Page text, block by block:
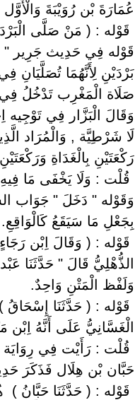
عُمَارَةَ بْن رُوَيْبَةَ
‏قَوْله : ( مَنْ صَلَّى
قَوْله فِي حَدِيث جَرِير "
بَرْدَيْنِ لِأَنَّهُمَا تُصَلَّيَانِ
صَلَاة الْمَغْرِب تَدْخُلُ
وَقَالَ الْبَزَّار فِي
لَا شَرْطِيَّة , وَالْمُرَاد
رَكْعَتَيْنِ بِالْغَدَاةِ
‏قُلْت : وَلَا يَخْفَى مَا
وَقَوْله " دَخَلَ " جَوَاب
بِجَعْلِ مَا سَيَقَعُ كَالْوَاقِعِ.
‏قَوْله : ( وَقَالَ اِبْن
الذُّهْلِيُّ قَالَ " حَدَّثَنَا
وَلَفْظ الْمَتْنِ وَاحِدٌ.
‏قَوْله : ( حَدَّثَنَا
الْغَسَّانِيُّ عَلَى أَنَّهُ
‏قُلْت : رَأَيْت فِي رِوَايَة
حَبَّان بْن هِلَال فَذَكَرَ
‏قَوْله : ( حَدَّثَنَا حَبَّانُ